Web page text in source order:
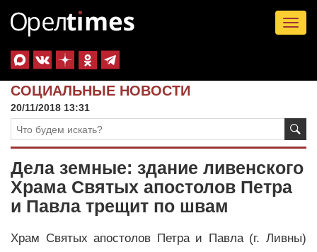
СОЦИАЛЬНЫЕ НОВОСТИ
20/11/2018 13:31
Дела земные: здание ливенского
Храма Святых апостолов Петра
и Павла трещит по швам
Храм Святых апостолов Петра и Павла (г. Ливны)